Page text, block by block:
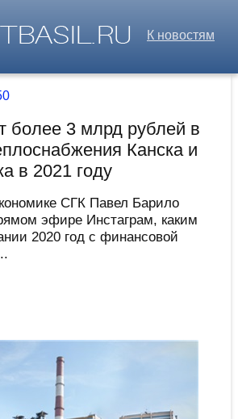
К новостям
более 3 млрд рублей в
Канска и
в 2021 году
СГК Павел Барило
эфире Инстаграм, каким
2020 год с финансовой